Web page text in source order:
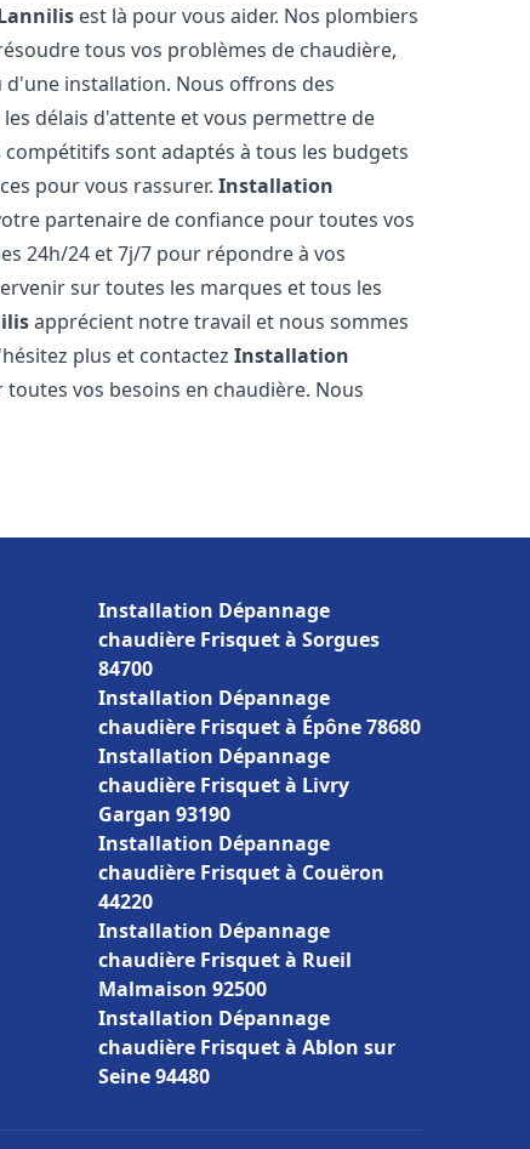
est là pour vous aider. Nos plombiers
tous vos problèmes de chaudière,
installation. Nous offrons des
délais d'attente et vous permettre de
sont adaptés à tous les budgets
pour vous rassurer.Installation
partenaire de confiance pour toutes vos
24h/24 et 7j/7 pour répondre à vos
sur toutes les marques et tous les
apprécient notre travail et nous sommes
plus et contactezInstallation
toutes vos besoins en chaudière. Nous
Installation Dépannage
chaudière Frisquet à Sorgues
84700
Installation Dépannage
chaudière Frisquet à Épône 78680
Installation Dépannage
chaudière Frisquet à Livry
Gargan 93190
Installation Dépannage
chaudière Frisquet à Couëron
44220
Installation Dépannage
chaudière Frisquet à Rueil
Malmaison 92500
Installation Dépannage
chaudière Frisquet à Ablon sur
Seine 94480